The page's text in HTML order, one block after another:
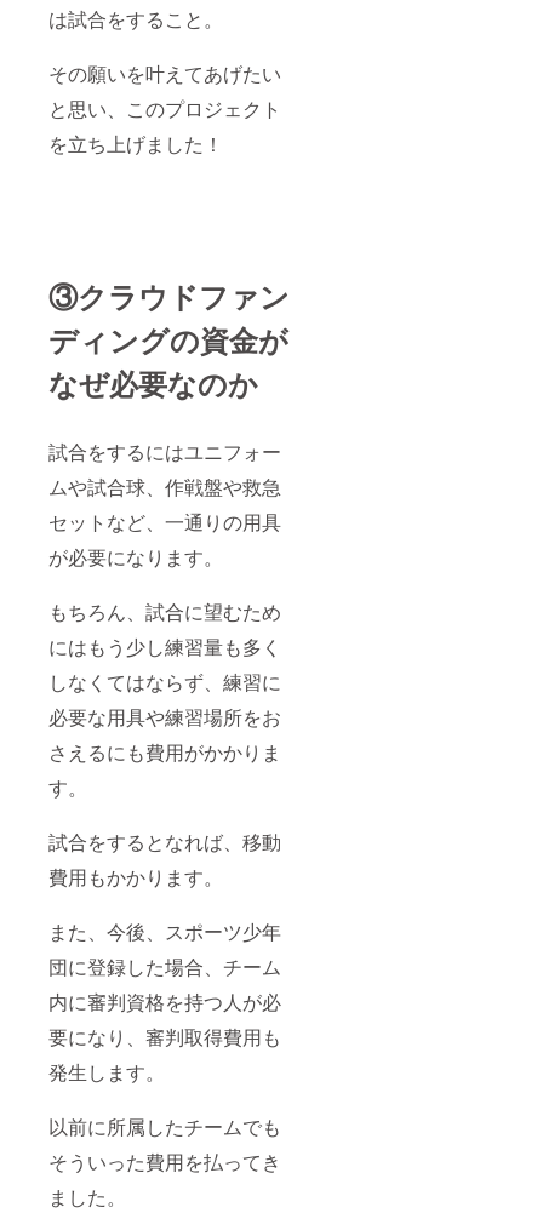
は試合をすること。
その願いを叶えてあげたい
と思い、このプロジェクト
を立ち上げました！
③クラウドファン
ディングの資金が
なぜ必要なのか
試合をするにはユニフォー
ムや試合球、作戦盤や救急
セットなど、一通りの用具
が必要になります。
もちろん、試合に望むため
にはもう少し練習量も多く
しなくてはならず、練習に
必要な用具や練習場所をお
さえるにも費用がかかりま
す。
試合をするとなれば、移動
費用もかかります。
また、今後、スポーツ少年
団に登録した場合、チーム
内に審判資格を持つ人が必
要になり、審判取得費用も
発生します。
以前に所属したチームでも
そういった費用を払ってき
ました。